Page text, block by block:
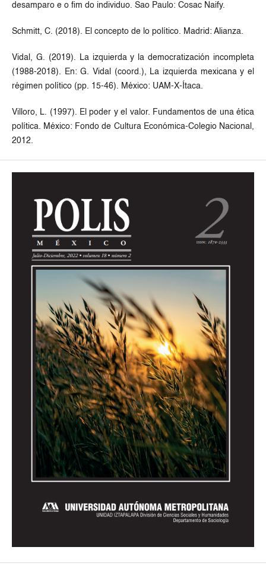
desamparo e o fim do individuo. Sao Paulo: Cosac Naify.
Schmitt, C. (2018). El concepto de lo político. Madrid: Alianza.
Vidal, G. (2019). La izquierda y la democratización incompleta
(1988-2018). En: G. Vidal (coord.), La izquierda mexicana y el
régimen político (pp. 15-46). México: UAM-X-Ítaca.
Villoro, L. (1997). El poder y el valor. Fundamentos de una ética
política. México: Fondo de Cultura Económica-Colegio Nacional,
2012.